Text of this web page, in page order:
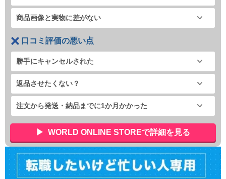
商品画像と実物に差がない
口コミ評価の悪い点
勝手にキャンセルされた
返品させたくない？
注文から発送・納品までに1か月かかった
WORLD ONLINE STOREで詳細を見る